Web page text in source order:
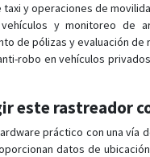
taxi y operaciones de
y monitoreo de
de pólizas y evaluación de
robo en vehículos
este rastreador
práctico con una
datos de